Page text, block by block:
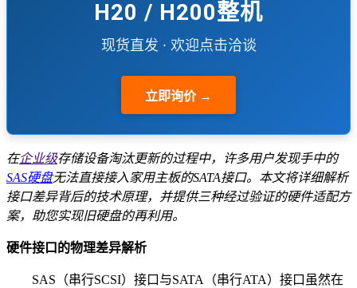
H20 / H200整机
现货直发 · 欢迎点击洽谈
立即询价 →
在企业级存储设备淘汰更新的过程中，许多用户发现手中的
SAS硬盘无法直接接入家用主板的SATA接口。本文将详细解析
接口差异背后的技术原理，并提供三种经过验证的硬件适配方
案，助您实现旧硬盘的再利用。
硬件接口的物理差异解析
SAS（串行SCSI）接口与SATA（串行ATA）接口虽然在